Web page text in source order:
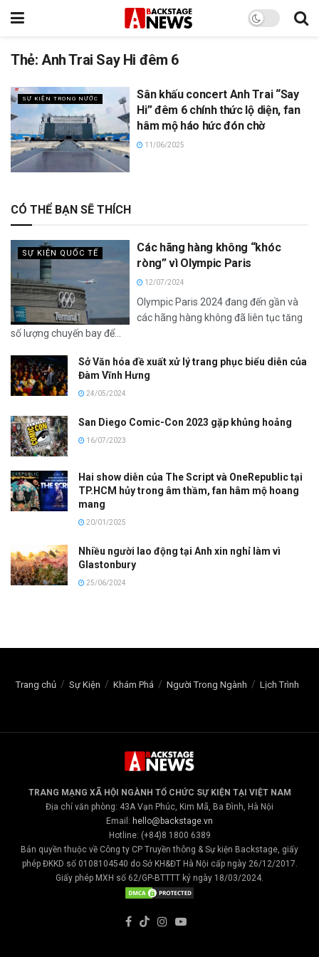
Thẻ:Anh Trai Say Hi đêm 6
SỰ KIỆN TRONG NƯỚC
Sân khấu concert Anh Trai “Say
Hi” đêm 6 chính thức lộ diện, fan
hâm mộ háo hức đón chờ
11/06/2025
CÓ THỂ BẠN SẼ THÍCH
SỰ KIỆN QUỐC TẾ
Các hãng hàng không “khóc
ròng” vì Olympic Paris
12/07/2024
Olympic Paris 2024 đang đến gần và
các hãng hàng không đã liên tục tăng
số lượng chuyến bay để...
Sở Văn hóa đề xuất xử lý trang phục biểu diễn của
Đàm Vĩnh Hưng
24/05/2024
San Diego Comic-Con 2023 gặp khủng hoảng
16/07/2023
Hai show diễn của The Script và OneRepublic tại
TP.HCM hủy trong âm thầm, fan hâm mộ hoang
mang
20/01/2025
Nhiều người lao động tại Anh xin nghỉ làm vì
Glastonbury
25/06/2024
Trang chủ Sự Kiện Khám Phá Người Trong Ngành Lịch Trình
TRANG MẠNG XÃ HỘI NGÀNH TỔ CHỨC SỰ KIỆN TẠI VIỆT NAM
Địa chỉ văn phòng: 43A Vạn Phúc, Kim Mã, Ba Đình, Hà Nội
Email: hello@backstage.vn
Hotline: (+84)8 1800 6389
Bản quyền thuộc về Công ty CP Truyền thông & Sự kiện Backstage, giấy
phép ĐKKD số 0108104540 do Sở KH&ĐT Hà Nội cấp ngày 26/12/2017.
Giấy phép MXH số 62/GP-BTTTT ký ngày 18/03/2024.